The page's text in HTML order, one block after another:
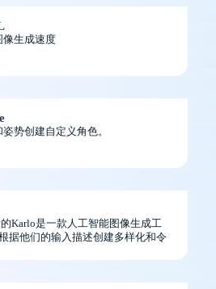
像生成速度
势创建自定义角色。
Karlo是一款人工智能图像生成工
据他们的输入描述创建多样化和令